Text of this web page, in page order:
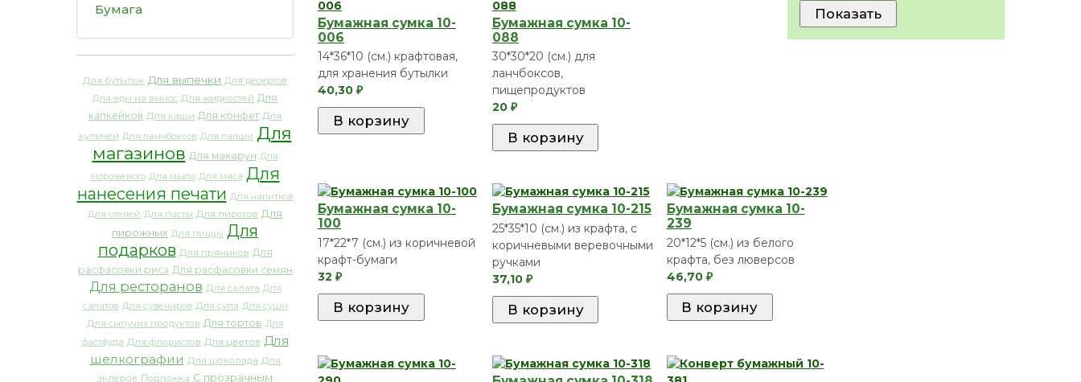
Бумага
Для бутылок Для выпечки Для десертов
Для еды на вынос Для жидкостей Для
капкейков Для каши Для конфет Для
куличей Для ланчбоксов Для лапши Для
магазинов Для макарун Для
мороженого Для мыла Для мяса Для
нанесения печати Для напитков
Для отелей Для пасты Для пирогов Для
пирожных Для пиццы Для
подарков Для пряников Для
расфасовки риса Для расфасовки семян
Для ресторанов Для салата Для
салатов Для сувениров Для супа Для суши
Для сыпучих продуктов Для тортов Для
фастфуда Для флористов Для цветов Для
шелкографии Для шоколада Для
эклеров Подложка С прозрачным
Бумажная сумка 10-
006
14*36*10 (см.) крафтовая,
для хранения бутылки
40,30 ₽
Бумажная сумка 10-
088
30*30*20 (см.) для
ланчбоксов,
пищепродуктов
20 ₽
Бумажная сумка 10-
100
17*22*7 (см.) из коричневой
крафт-бумаги
32 ₽
Бумажная сумка 10-215
25*35*10 (см.) из крафта, с
коричневыми веревочными
ручками
37,10 ₽
Бумажная сумка 10-
239
20*12*5 (см.) из белого
крафта, без люверсов
46,70 ₽